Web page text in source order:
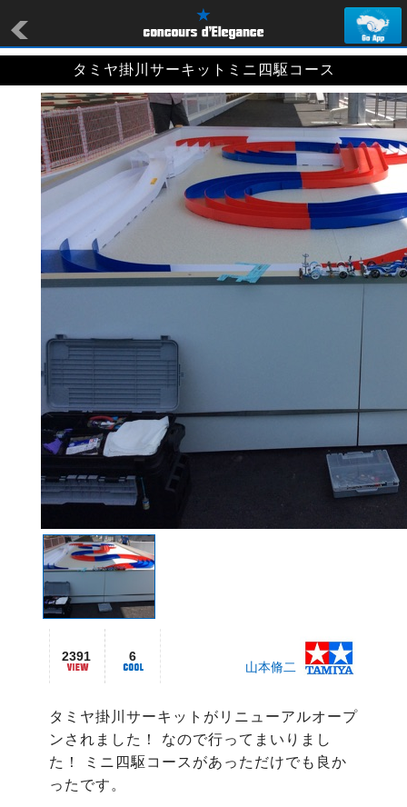
タミヤ掛川サーキットミニ四駆コース
2391 6
山本脩二
タミヤ掛川サーキットがリニューアルオープ
ンされました！ なので行ってまいりまし
た！ ミニ四駆コースがあっただけでも良か
ったです。